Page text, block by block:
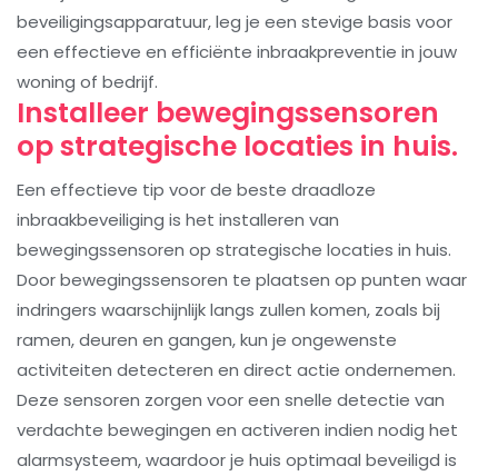
beveiligingsapparatuur, leg je een stevige basis voor
een effectieve en efficiënte inbraakpreventie in jouw
woning of bedrijf.
Installeer bewegingssensoren
op strategische locaties in huis.
Een effectieve tip voor de beste draadloze
inbraakbeveiliging is het installeren van
bewegingssensoren op strategische locaties in huis.
Door bewegingssensoren te plaatsen op punten waar
indringers waarschijnlijk langs zullen komen, zoals bij
ramen, deuren en gangen, kun je ongewenste
activiteiten detecteren en direct actie ondernemen.
Deze sensoren zorgen voor een snelle detectie van
verdachte bewegingen en activeren indien nodig het
alarmsysteem, waardoor je huis optimaal beveiligd is